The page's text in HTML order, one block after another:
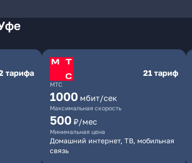
тарифа
МТС
21 тариф
1000 мбит/сек
Максимальная скорость
500 ₽/мес
Минимальная цена
Домашний интернет, ТВ, мобильная
связь